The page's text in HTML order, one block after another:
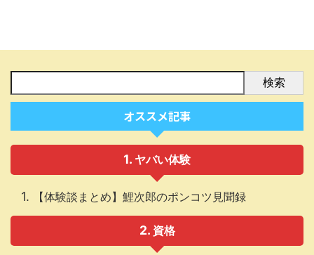
検索
オススメ記事
ヤバい体験
【体験談まとめ】鯉次郎のポンコツ見聞録
資格